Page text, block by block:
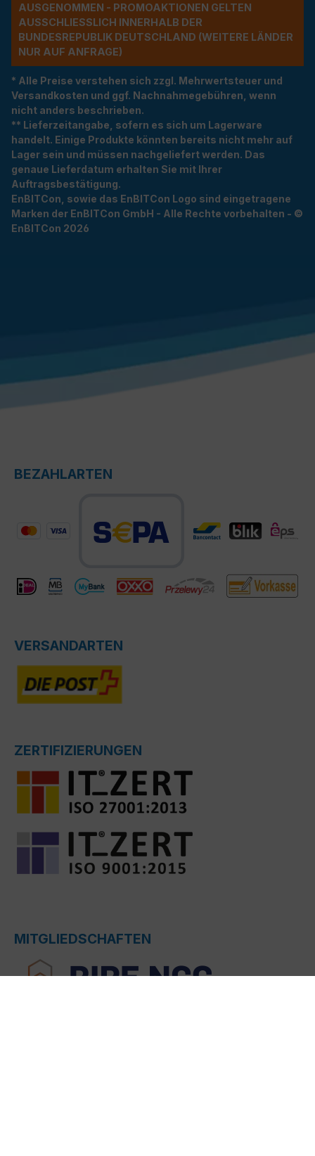
USGENOMMEN - PROMOAKTIONEN GELTEN A
USSCHLIESSLICH INNERHALB DER BU
NDESREPUBLIK DEUTSCHLAND (WEITERE LÄNDER NU
R AUF ANFRAGE)
* Alle Preise verstehen sich zzgl. Mehrwertsteuer und
Versandkosten und ggf. Nachnahmegebühren, wenn
nicht anders beschrieben.
** Lieferzeitangabe, sofern es sich um Lagerware
handelt. Einige Produkte könnten bereits nicht mehr auf
Lager sein und müssen nachgeliefert werden. Das
genaue Lieferdatum erhalten Sie mit Ihrer
Auftragsbestätigung.
EnBITCon, sowie das EnBITCon Logo sind eingetragene
Marken der EnBITCon GmbH - Alle Rechte vorbehalten - ©
EnBITCon 2026
BEZAHLARTEN
VERSANDARTEN
ZERTIFIZIERUNGEN
MITGLIEDSCHAFTEN